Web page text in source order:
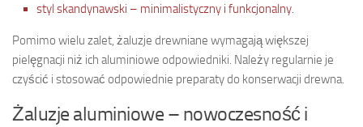
styl skandynawski – minimalistyczny i funkcjonalny.
Pomimo wielu zalet, żaluzje drewniane wymagają większej
pielęgnacji niż ich aluminiowe odpowiedniki. Należy regularnie je
czyścić i stosować odpowiednie preparaty do konserwacji drewna.
Żaluzje aluminiowe – nowoczesność i